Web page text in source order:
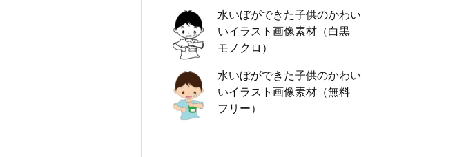
水いぼができた子供のかわい
いイラスト画像素材（白黒
モノクロ）
水いぼができた子供のかわい
いイラスト画像素材（無料
フリー）